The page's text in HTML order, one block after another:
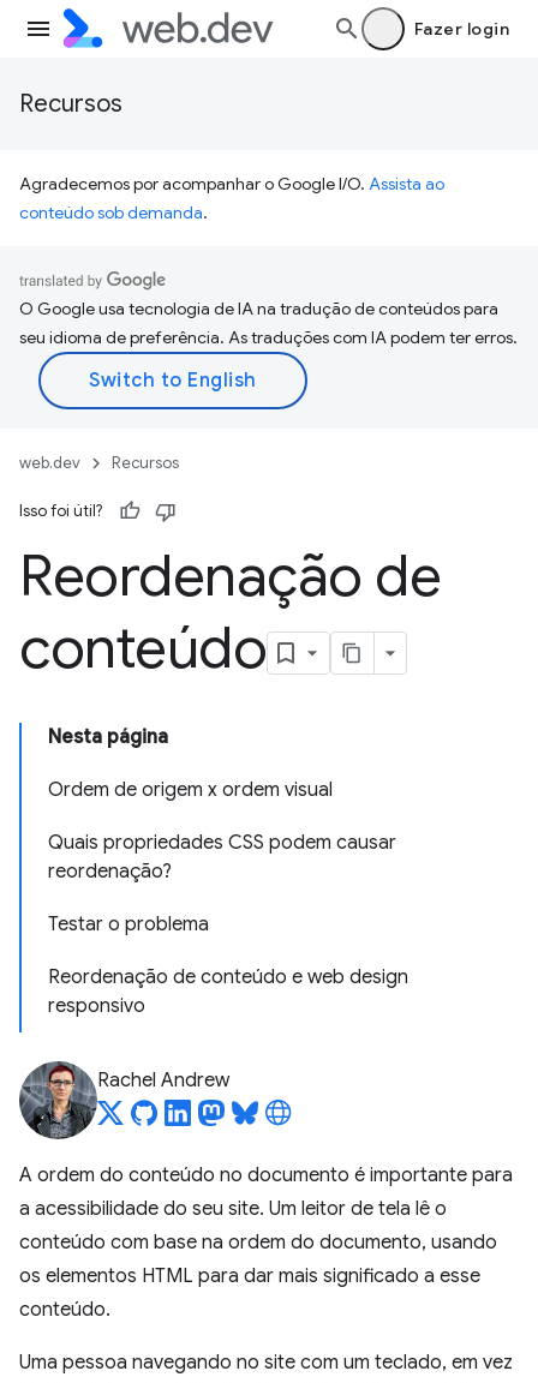
Fazer login
Recursos
Agradecemos por acompanhar o Google I/O. Assista ao
conteúdo sob demanda.
O Google usa tecnologia de IA na tradução de conteúdos para
seu idioma de preferência. As traduções com IA podem ter erros.
web.dev Recursos
Isso foi útil?
Reordenação de
conteúdo
Nesta página
Ordem de origem x ordem visual
Quais propriedades CSS podem causar
reordenação?
Testar o problema
Reordenação de conteúdo e web design
responsivo
Rachel Andrew
A ordem do conteúdo no documento é importante para
a acessibilidade do seu site. Um leitor de tela lê o
conteúdo com base na ordem do documento, usando
os elementos HTML para dar mais significado a esse
conteúdo.
Uma pessoa navegando no site com um teclado, em vez